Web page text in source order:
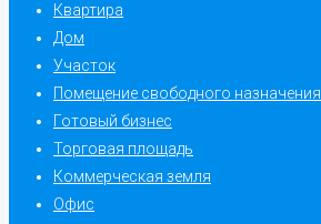
Квартира
Дом
Участок
Помещение свободного назначения
Готовый бизнес
Торговая площадь
Коммерческая земля
Офис